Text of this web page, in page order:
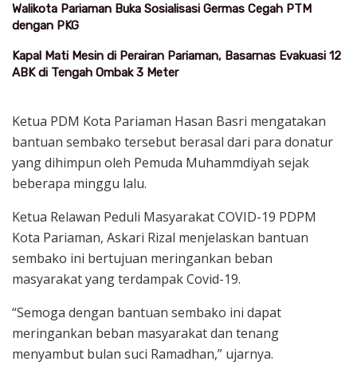
Walikota Pariaman Buka Sosialisasi Germas Cegah PTM
dengan PKG
Kapal Mati Mesin di Perairan Pariaman, Basarnas Evakuasi 12
ABK di Tengah Ombak 3 Meter
Ketua PDM Kota Pariaman Hasan Basri mengatakan
bantuan sembako tersebut berasal dari para donatur
yang dihimpun oleh Pemuda Muhammdiyah sejak
beberapa minggu lalu.
Ketua Relawan Peduli Masyarakat COVID-19 PDPM
Kota Pariaman, Askari Rizal menjelaskan bantuan
sembako ini bertujuan meringankan beban
masyarakat yang terdampak Covid-19.
“Semoga dengan bantuan sembako ini dapat
meringankan beban masyarakat dan tenang
menyambut bulan suci Ramadhan,” ujarnya.